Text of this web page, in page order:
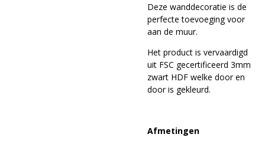
Deze wanddecoratie is de
perfecte toevoeging voor
aan de muur.
Het product is vervaardigd
uit FSC gecertificeerd 3mm
zwart HDF welke door en
door is gekleurd.
Afmetingen